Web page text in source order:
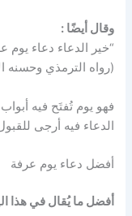
وقال أيضًا :
“خير الدعاء دعاء يوم
(رواه الترمذي وحسنه
فهو يوم تُفتَح فيه
الدعاء فيه أرجى
أفضل دعاء يوم عرفة
أفضل ما يُقال في هذا